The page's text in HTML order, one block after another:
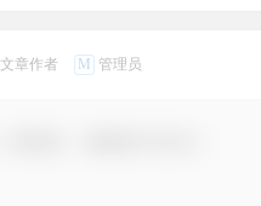
文章作者 M 管理员